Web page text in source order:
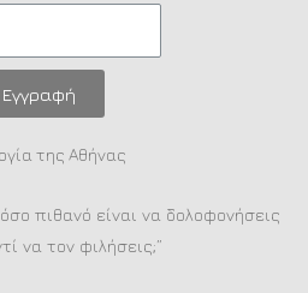
Εγγραφή
της Αθήνας
πιθανό είναι να δολοφονήσεις
να τον φιλήσεις;”